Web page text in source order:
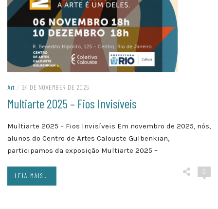
Art / 24 DE NOVEMBER DE 2025
Multiarte 2025 – Fios Invisíveis
Multiarte 2025 – Fios Invisíveis Em novembro de 2025, nós,
alunos do Centro de Artes Calouste Gulbenkian,
participamos da exposição Multiarte 2025 –
0
LEIA MAIS...